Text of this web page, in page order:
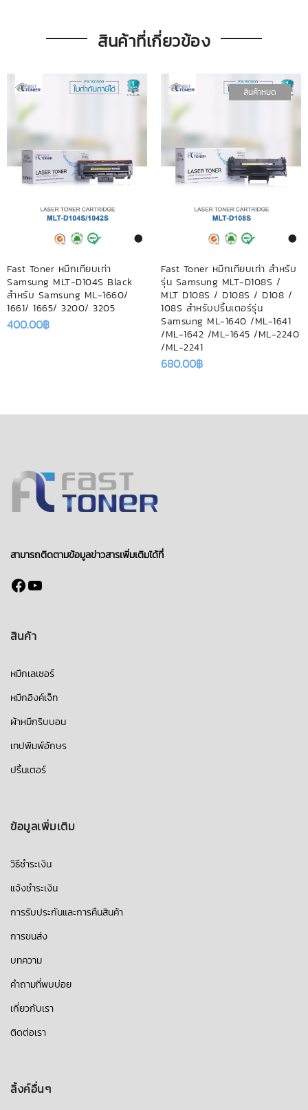
สินค้าที่เกี่ยวข้อง
Fast Toner หมึกเทียบเท่า
Samsung MLT-D104S Black
สำหรับ Samsung ML-1660/
1661/ 1665/ 3200/ 3205
400.00฿
สินค้าหมด
Fast Toner หมึกเทียบเท่า สำหรับ
รุ่น Samsung MLT-D108S /
MLT D108S / D108S / D108 /
108S สำหรับปริ้นเตอร์รุ่น
Samsung ML-1640 /ML-1641
/ML-1642 /ML-1645 /ML-2240
/ML-2241
680.00฿
สามารถติดตามข้อมูลข่าวสารเพิ่มเติมได้ที่
Facebook
YouTube
สินค้า
หมึกเลเซอร์
หมึกอิงค์เจ็ท
ผ้าหมึกริบบอน
เทปพิมพ์อักษร
ปริ้นเตอร์
ข้อมูลเพิ่มเติม
วิธีชำระเงิน
แจ้งชำระเงิน
การรับประกันและการคืนสินค้า
การขนส่ง
บทความ
คำถามที่พบบ่อย
เกี่ยวกับเรา
ติดต่อเรา
ลิ้งค์อื่นๆ